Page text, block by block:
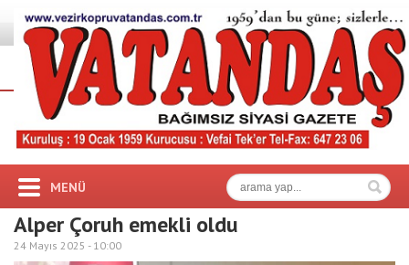
MENÜ
Alper Çoruh emekli oldu
24 Mayıs 2025 - 10:00